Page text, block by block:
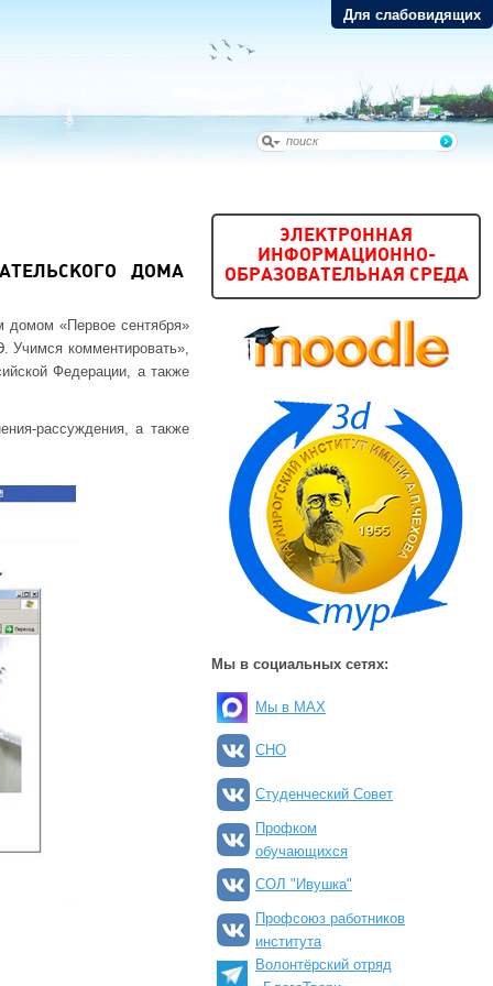
Для слабовидящих
ДОМА
домом «Первое сентября»
Учимся комментировать»,
Федерации, а также
рассуждения, а также
ЭЛЕКТРОННАЯ
ИНФОРМАЦИОННО-
ОБРАЗОВАТЕЛЬНАЯ СРЕДА
Мы в социальных сетях:
Мы в MAX
СНО
Студенческий Совет
Профком
обучающихся
СОЛ "Ивушка"
Профсоюз работников
института
Волонтёрский отряд